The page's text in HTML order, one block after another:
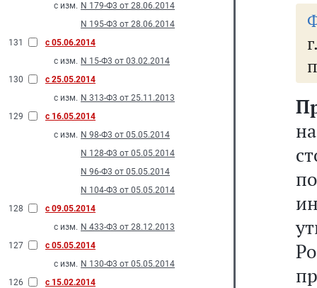
с изм. N 179-Ф3 от 28.06.2014
N 195-Ф3 от 28.06.2014
131
с 05.06.2014
с изм. N 15-Ф3 от 03.02.2014
130
с 25.05.2014
с изм. N 313-Ф3 от 25.11.2013
129
с 16.05.2014
с изм. N 98-Ф3 от 05.05.2014
N 128-Ф3 от 05.05.2014
N 96-Ф3 от 05.05.2014
N 104-Ф3 от 05.05.2014
128
с 09.05.2014
с изм. N 433-Ф3 от 28.12.2013
127
с 05.05.2014
с изм. N 130-Ф3 от 05.05.2014
126
с 15.02.2014